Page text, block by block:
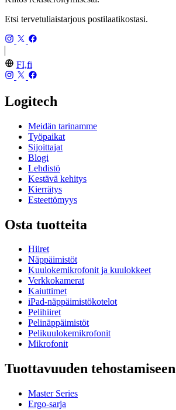
Etsi tervetuliaistarjous postilaatikostasi.
FI,fi
Logitech
Meidän tarinamme
Työpaikat
Sijoittajat
Blogi
Lehdistö
Kestävä kehitys
Kierrätys
Esteettömyys
Osta tuotteita
Hiiret
Näppäimistöt
Kuulokemikrofonit ja kuulokkeet
Verkkokamerat
Kaiuttimet
iPad-näppäimistökotelot
Pelihiiret
Pelinäppäimistöt
Pelikuulokemikrofonit
Mikrofonit
Tuottavuuden tehostamiseen
Master Series
Ergo-sarja